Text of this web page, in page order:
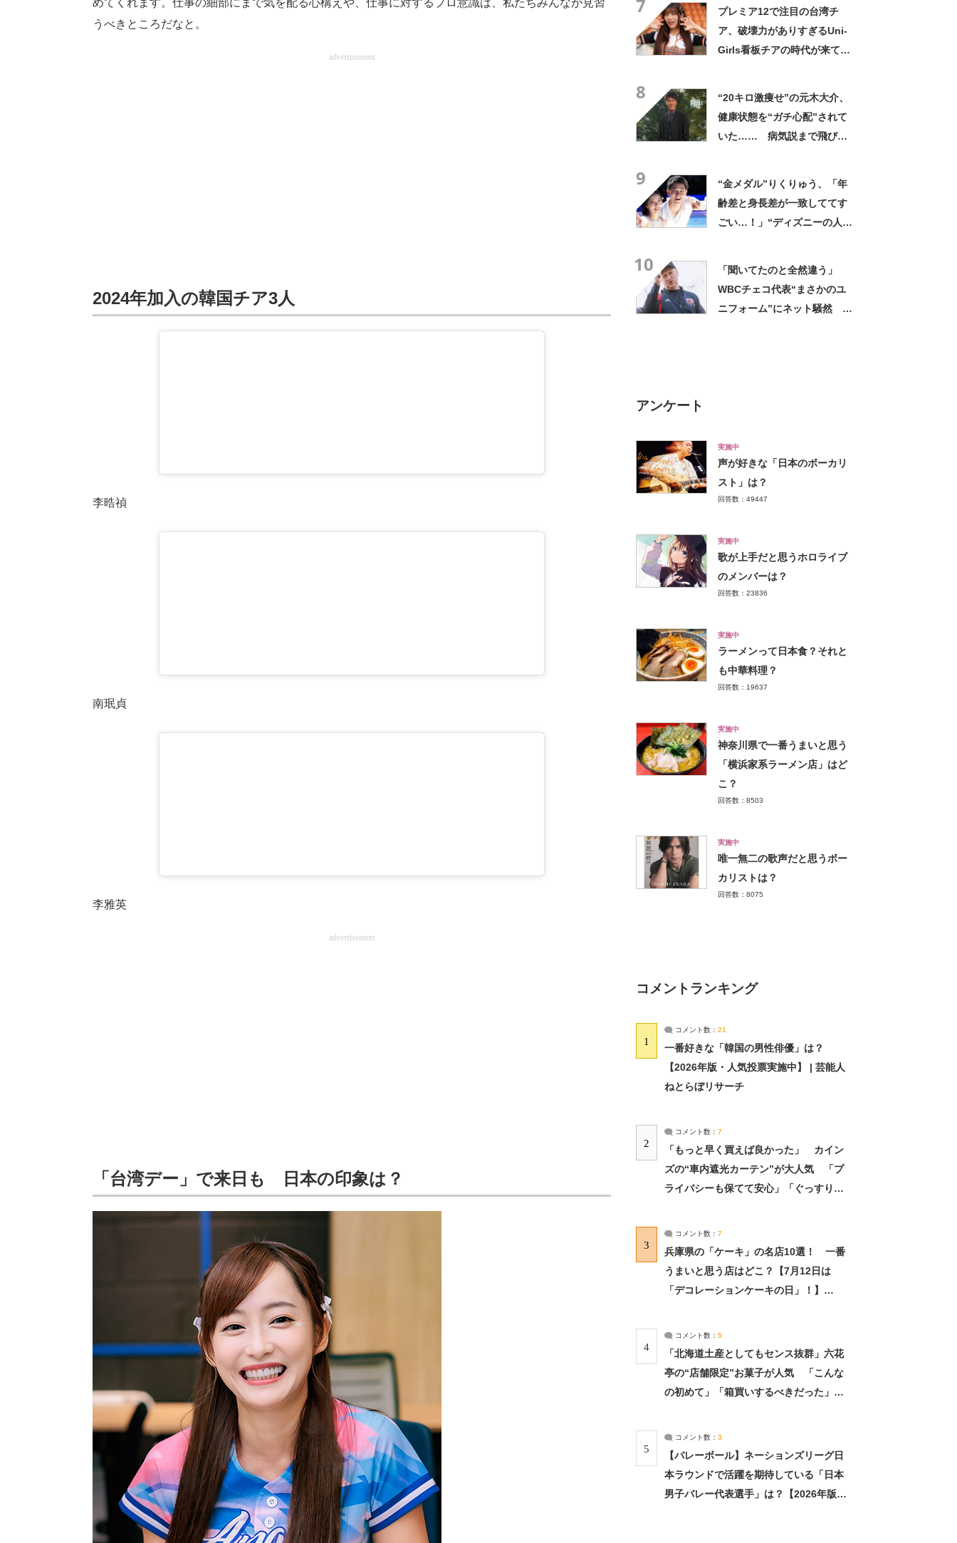
めてくれます。仕事の細部にまで気を配る心構えや、仕事に対するプロ意識は、私たちみんなが見習
うべきところだなと。
advertisement
2024年加入の韓国チア3人
李晧禎
南珉貞
李雅英
advertisement
「台湾デー」で来日も 日本の印象は？
7
プレミア12で注目の台湾チ
ア、破壊力がありすぎるUni-
Girls看板チアの時代が来てし
8
“20キロ激痩せ”の元木大介、
健康状態を“ガチ心配”されて
いた…… 病気説まで飛び出
9
“金メダル”りくりゅう、「年
齢差と身長差が一致しててす
ごい…！」“ディズニーの人気
10
「聞いてたのと全然違う」
WBCチェコ代表“まさかのユ
ニフォーム”にネット騒然
アンケート
実施中
声が好きな「日本のボーカリ
スト」は？
回答数：49447
実施中
歌が上手だと思うホロライブ
のメンバーは？
回答数：23836
実施中
ラーメンって日本食？それと
も中華料理？
回答数：19637
実施中
神奈川県で一番うまいと思う
「横浜家系ラーメン店」はど
こ？
回答数：8503
実施中
唯一無二の歌声だと思うボー
カリストは？
回答数：8075
コメントランキング
1
コメント数： 21
一番好きな「韓国の男性俳優」は？
【2026年版・人気投票実施中】 | 芸能人
ねとらぼリサーチ
2
コメント数： 7
「もっと早く買えば良かった」 カイン
ズの“車内遮光カーテン”が大人気 「プ
ライバシーも保てて安心」「ぐっすり眠
3
コメント数： 7
兵庫県の「ケーキ」の名店10選！ 一番
うまいと思う店はどこ？【7月12日は
「デコレーションケーキの日」！】
4
コメント数： 5
「北海道土産としてもセンス抜群」六花
亭の“店舗限定”お菓子が人気 「こんな
の初めて」「箱買いするべきだった」
5
コメント数： 3
【バレーボール】ネーションズリーグ日
本ラウンドで活躍を期待している「日本
男子バレー代表選手」は？【2026年版・